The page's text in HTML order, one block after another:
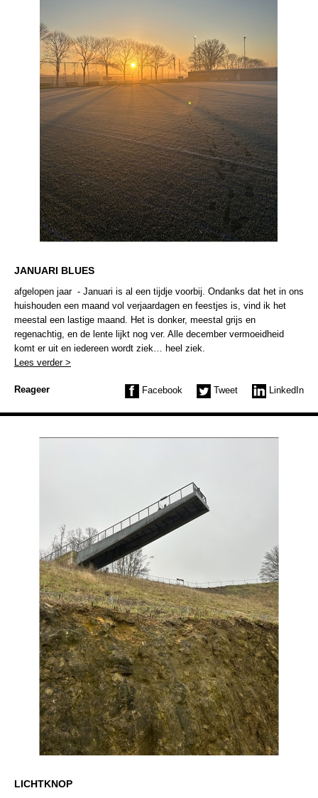
JANUARI BLUES
afgelopen jaar - Januari is al een tijdje voorbij. Ondanks dat het in ons
huishouden een maand vol verjaardagen en feestjes is, vind ik het
meestal een lastige maand. Het is donker, meestal grijs en
regenachtig, en de lente lijkt nog ver. Alle december vermoeidheid
komt er uit en iedereen wordt ziek… heel ziek.
Lees verder >
Reageer Facebook Tweet LinkedIn
LICHTKNOP